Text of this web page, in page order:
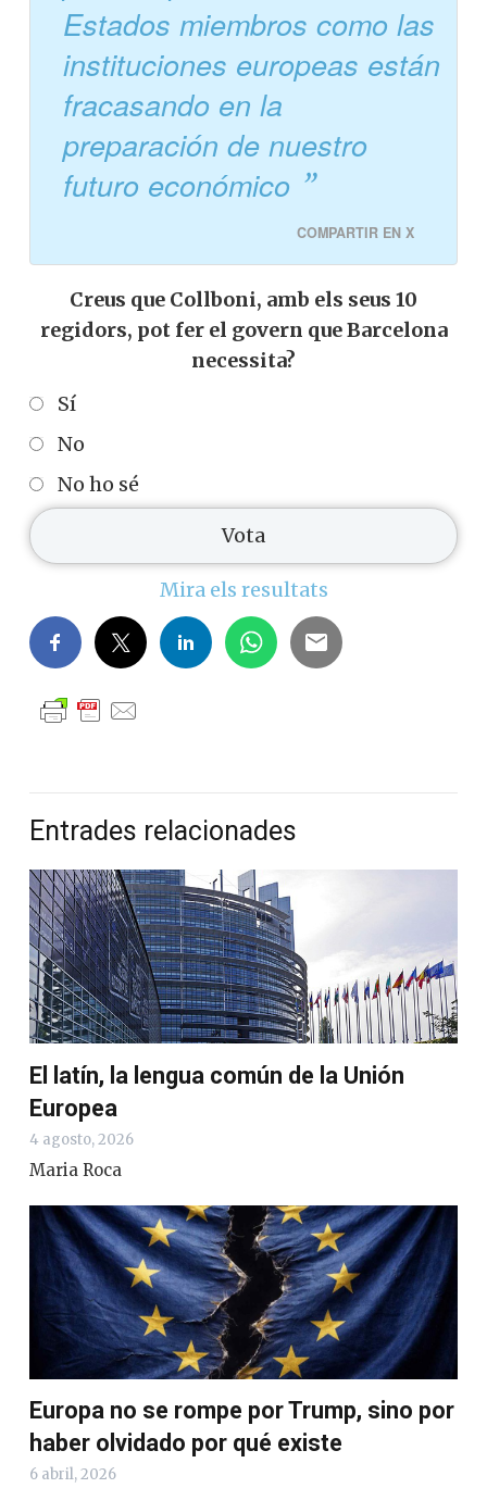
Estados miembros como las
instituciones europeas están
fracasando en la
preparación de nuestro
futuro económico
COMPARTIR EN X
Creus que Collboni, amb els seus 10
regidors, pot fer el govern que Barcelona
necessita?
Sí
No
No ho sé
Mira els resultats
Entrades relacionades
El latín, la lengua común de la Unión
Europea
4 agosto, 2026
Maria Roca
Europa no se rompe por Trump, sino por
haber olvidado por qué existe
6 abril, 2026